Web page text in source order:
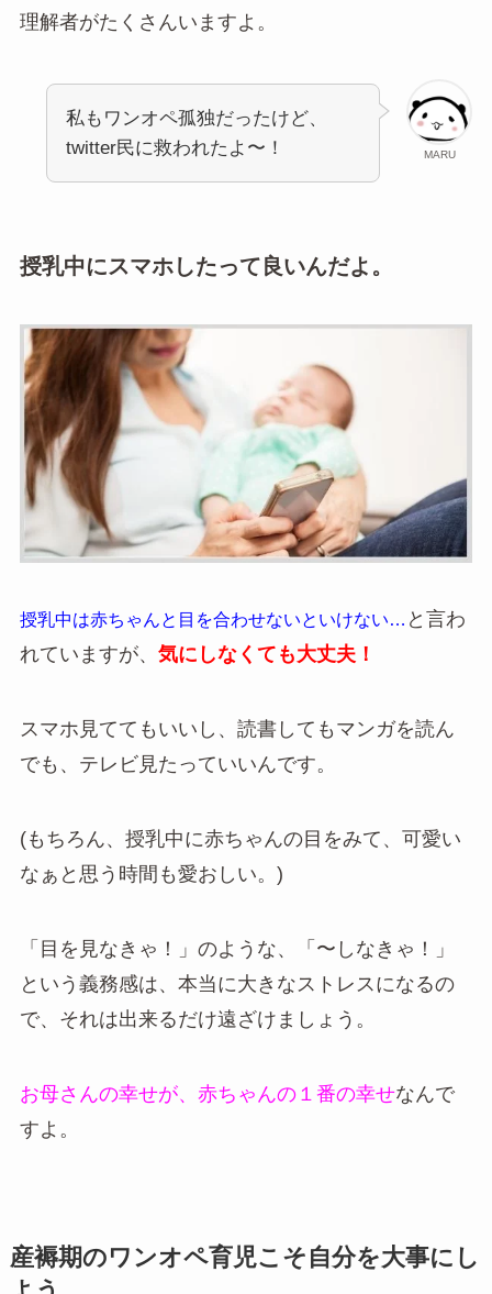
理解者がたくさんいますよ。
MARU
私もワンオペ孤独だったけど、
twitter民に救われたよ〜！
授乳中にスマホしたって良いんだよ。
授乳中は赤ちゃんと目を合わせないといけない… と言わ
れていますが、 気にしなくても大丈夫！
スマホ見ててもいいし、読書してもマンガを読ん
でも、テレビ見たっていいんです。
(もちろん、授乳中に赤ちゃんの目をみて、可愛い
なぁと思う時間も愛おしい。)
「目を見なきゃ！」のような、「〜しなきゃ！」
という義務感は、本当に大きなストレスになるの
で、それは出来るだけ遠ざけましょう。
お母さんの幸せが、赤ちゃんの１番の幸せなんで
すよ。
産褥期のワンオペ育児こそ自分を大事にし